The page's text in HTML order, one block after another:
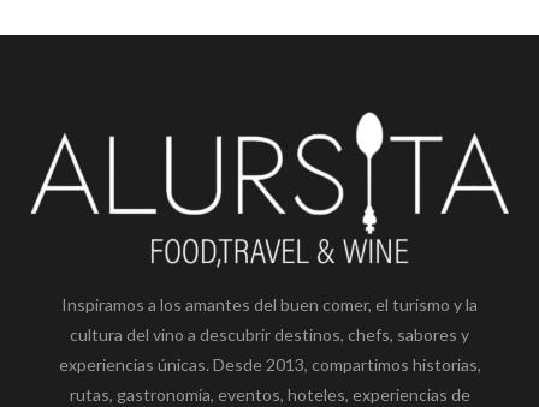
Inspiramos a los amantes del buen comer, el turismo y la
cultura del vino a descubrir destinos, chefs, sabores y
experiencias únicas. Desde 2013, compartimos historias,
rutas, gastronomía, eventos, hoteles, experiencias de